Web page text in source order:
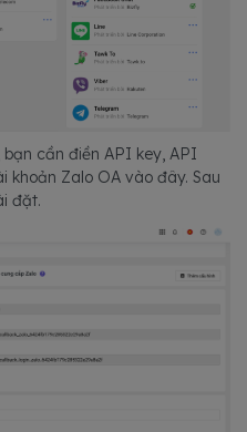
cần điền API key, API
khoản Zalo OA vào đây. Sau
đặt.